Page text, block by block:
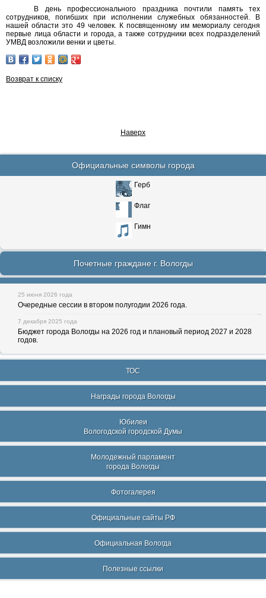
В день профессионального праздника почтили память тех
сотрудников, погибших при исполнении служебных обязанностей. В
нашей области это 49 человек. К посвященному им мемориалу сегодня
первые лица области и города, а также сотрудники всех подразделений
УМВД возложили венки и цветы.
Возврат к списку
Наверх
Официальные символы города
Герб
Флаг
Гимн
Почетные граждане г. Вологды
25 июня 2026 года
Очередные сессии в втором полугодии 2026 года.
7 декабря 2025 года
Бюджет города Вологды на 2026 год и плановый период 2027 и 2028
годов.
ТОС
Награды города Вологды
Юбилеи
Вологодской городской Думы
Молодежный парламент
города Вологды
Фотогалерея
Официальные сайты РФ
Официальная Вологда
Полезные ссылки